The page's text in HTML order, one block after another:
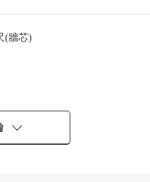
(牆芯)
年4月16日當時)